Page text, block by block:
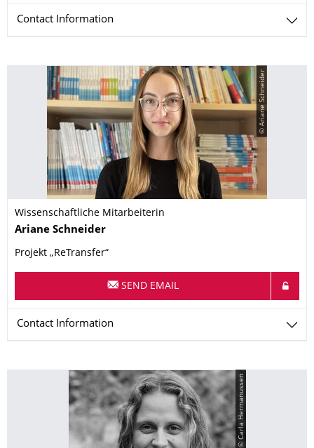
Contact Information
© Ariane Schneider
Wissenschaftliche Mitarbeiterin
Name
Ariane Schneider
Projekt „ReTransfer“
SEND EMAIL
Contact Information
© Carla Hermanussen